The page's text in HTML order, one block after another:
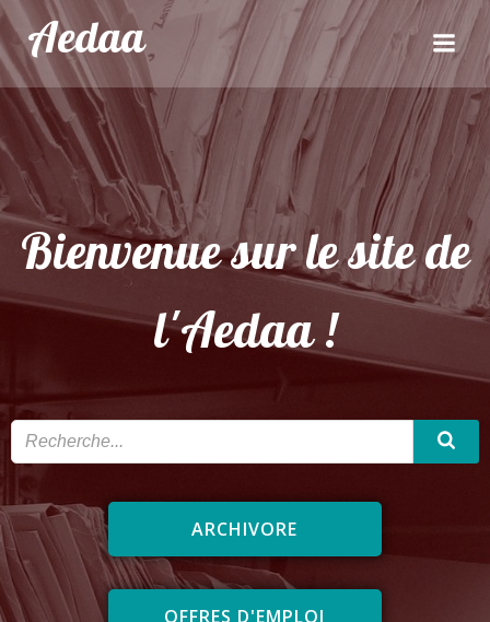
Aller
au
contenu
Aedaa
Bienvenue sur le site de
l'Aedaa !
ARCHIVORE
OFFRES D'EMPLOI